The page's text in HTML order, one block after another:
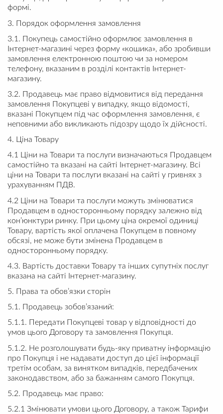
формі.
3. Порядок оформлення замовлення
3.1. Покупець самостійно оформлює замовлення в
Інтернет-магазині через форму «кошика», або зробивши
замовлення електронною поштою чи за номером
телефону, вказаним в розділі контактів Інтернет-
магазину.
3.2. Продавець має право відмовитися від передання
замовлення Покупцеві у випадку, якщо відомості,
вказані Покупцем під час оформлення замовлення, є
неповними або викликають підозру щодо їх дійсності.
4. Ціна Товару
4.1 Ціни на Товари та послуги визначаються Продавцем
самостійно та вказані на сайті Інтернет-магазину. Всі
ціни на Товари та послуги вказані на сайті у гривнях з
урахуванням ПДВ.
4.2 Ціни на Товари та послуги можуть змінюватися
Продавцем в односторонньому порядку залежно від
кон’юнктури ринку. При цьому ціна окремої одиниці
Товару, вартість якої оплачена Покупцем в повному
обсязі, не може бути змінена Продавцем в
односторонньому порядку.
4.3. Вартість доставки Товару та інших супутніх послуг
вказана на сайті Інтернет-магазину.
5. Права та обов’язки сторін
5.1. Продавець зобов’язаний:
5.1.1. Передати Покупцеві товар у відповідності до
умов цього Договору та замовлення Покупця.
5.1.2. Не розголошувати будь-яку приватну інформацію
про Покупця і не надавати доступ до цієї інформації
третім особам, за винятком випадків, передбачених
законодавством, або за бажанням самого Покупця.
5.2. Продавець має право:
5.2.1 Змінювати умови цього Договору, а також Тарифи